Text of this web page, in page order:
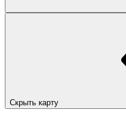
Скрыть карту